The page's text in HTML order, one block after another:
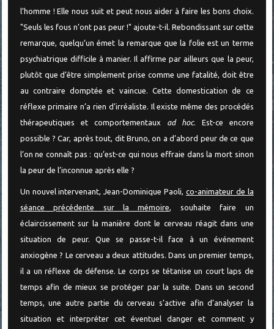
l’homme ! Elle nous suit et peut nous aider à faire les bons choix.
"Seuls les fous n’ont pas peur !" ajoute-t-il. Rebondissant sur cette
remarque, quelqu’un émet la remarque que la folie est un terme
psychiatrique difficile à manier. Il affirme par ailleurs que la peur,
plutôt que d’être simplement prise comme une fatalité, doit être
au contraire domptée et vaincue. Cette domestication de ce
réflexe primaire n’a rien d’irréaliste. Il existe même des procédés
thérapeutiques et comportementaux ad hoc. Est-ce encore
possible ? Car, après tout, dit Bruno, on a d’abord peur de ce que
l’on ne connaît pas : qu’est-ce qui nous effraie dans la mort sinon
la peur de l’inconnue après elle ?
Un nouvel intervenant, Jean-Dominique Paoli, co-animateur de la
séance précédente sur la mémoire , souhaite faire un
éclaircissement sur la manière dont le cerveau réagit dans une
situation de peur. Que se passe-t-il face à un événement
anxiogène ? Le cerveau a deux attitudes. Dans un premier temps,
il a un réflexe de défense. Le corps se tétanise un court laps de
temps afin de mieux se protéger par la suite. Dans un second
temps, une autre partie du cerveau s’active afin d’analyser la
situation et interpréter cet éventuel danger et comment y